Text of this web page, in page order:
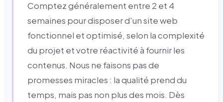
Comptez généralement entre 2 et 4
semaines pour disposer d'un site web
fonctionnel et optimisé, selon la complexité
du projet et votre réactivité à fournir les
contenus. Nous ne faisons pas de
promesses miracles : la qualité prend du
temps, mais pas non plus des mois. Dès